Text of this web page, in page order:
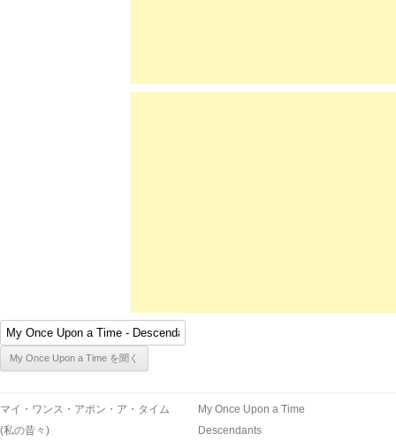
マイ・ワンス・アポン・ア・タイム
(私の昔々)
My Once Upon a Time
Descendants